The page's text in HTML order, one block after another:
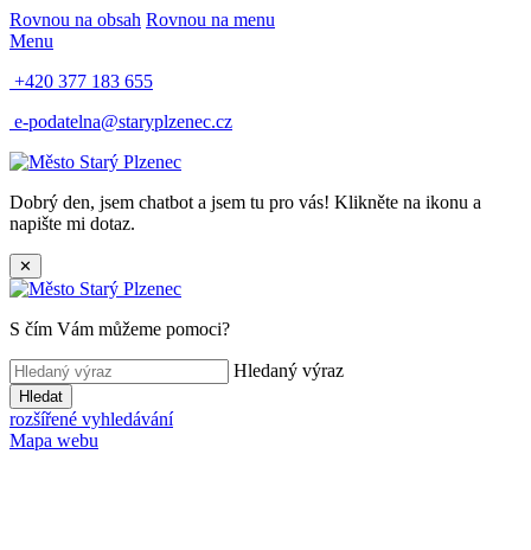
Rovnou na obsah Rovnou na menu
Menu
+420 377 183 655
e-podatelna@staryplzenec.cz
Dobrý den, jsem chatbot a jsem tu pro vás! Klikněte na ikonu a
napište mi dotaz.
✕
S čím Vám můžeme pomoci?
Hledaný výraz
Hledat
rozšířené vyhledávání
Mapa webu